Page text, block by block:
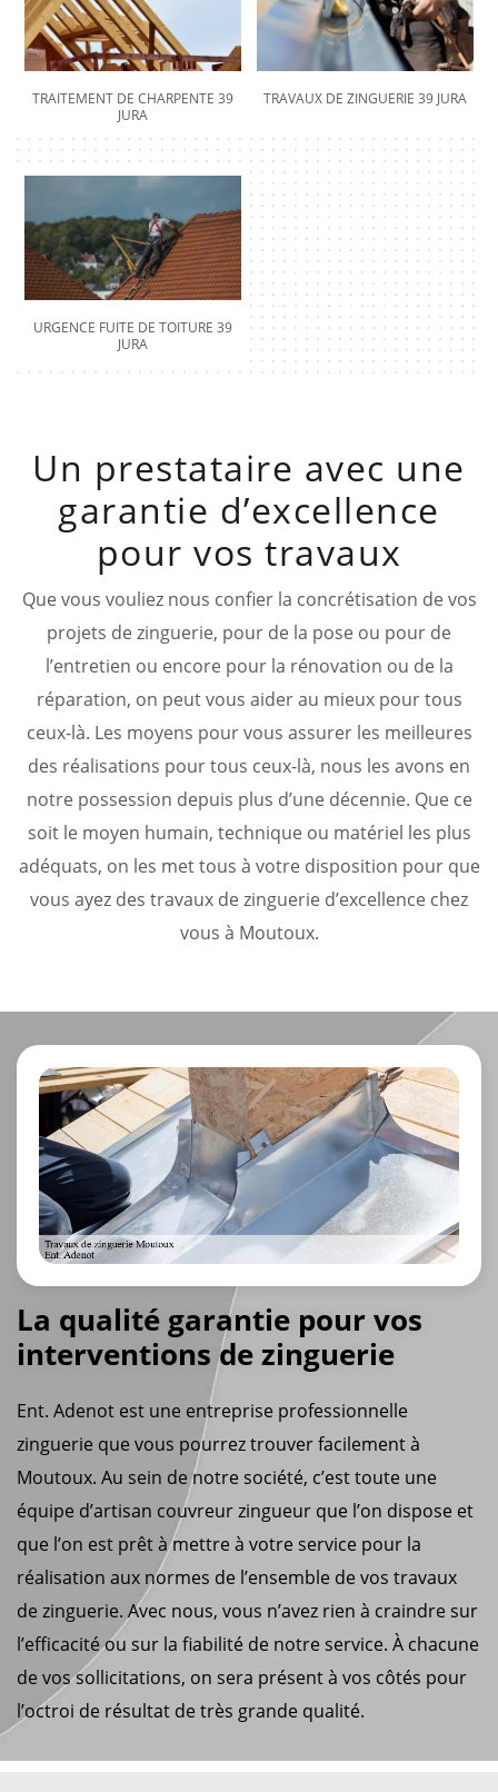
TRAITEMENT DE CHARPENTE 39
JURA
TRAVAUX DE ZINGUERIE 39 JURA
URGENCE FUITE DE TOITURE 39
JURA
Un prestataire avec une
garantie d’excellence
pour vos travaux
Que vous vouliez nous confier la concrétisation de vos
projets de zinguerie, pour de la pose ou pour de
l’entretien ou encore pour la rénovation ou de la
réparation, on peut vous aider au mieux pour tous
ceux-là. Les moyens pour vous assurer les meilleures
des réalisations pour tous ceux-là, nous les avons en
notre possession depuis plus d’une décennie. Que ce
soit le moyen humain, technique ou matériel les plus
adéquats, on les met tous à votre disposition pour que
vous ayez des travaux de zinguerie d’excellence chez
vous à Moutoux.
La qualité garantie pour vos
interventions de zinguerie
Ent. Adenot est une entreprise professionnelle
zinguerie que vous pourrez trouver facilement à
Moutoux. Au sein de notre société, c’est toute une
équipe d’artisan couvreur zingueur que l’on dispose et
que l’on est prêt à mettre à votre service pour la
réalisation aux normes de l’ensemble de vos travaux
de zinguerie. Avec nous, vous n’avez rien à craindre sur
l’efficacité ou sur la fiabilité de notre service. À chacune
de vos sollicitations, on sera présent à vos côtés pour
l’octroi de résultat de très grande qualité.